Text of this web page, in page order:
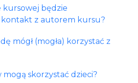
kursowej będzie
z autorem kursu?
mógł (mogła) korzystać z
mogą skorzystać dzieci?